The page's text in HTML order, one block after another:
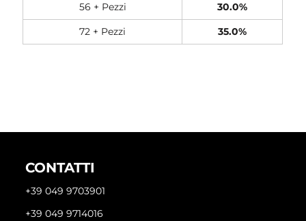
56 + Pezzi
30.0%
72 + Pezzi
35.0%
CONTATTI
+39 049 9703901
+39 049 9714016